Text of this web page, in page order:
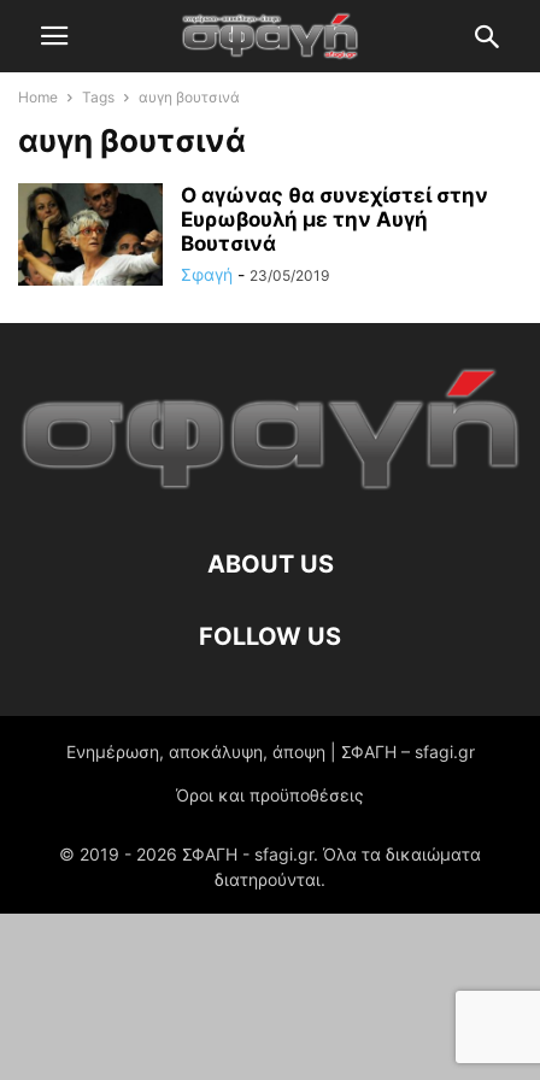
Home Tags αυγη βουτσινά
αυγη βουτσινά
Ο αγώνας θα συνεχίστεί στην
Ευρωβουλή με την Αυγή
Βουτσινά
Σφαγή - 23/05/2019
ABOUT US
FOLLOW US
Ενημέρωση, αποκάλυψη, άποψη | ΣΦΑΓΗ – sfagi.gr
Όροι και προϋποθέσεις
© 2019 - 2026 ΣΦΑΓΗ - sfagi.gr. Όλα τα δικαιώματα
διατηρούνται.